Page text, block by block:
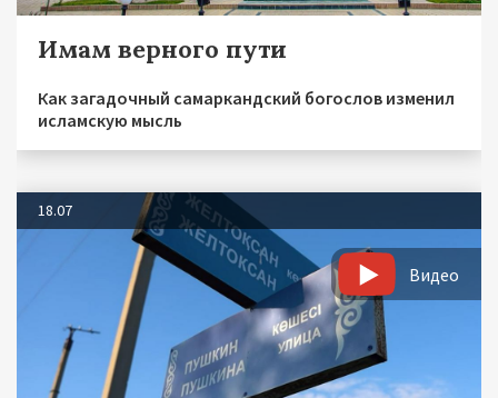
Имам верного пути
Как загадочный самаркандский богослов изменил
исламскую мысль
18.07
Видео